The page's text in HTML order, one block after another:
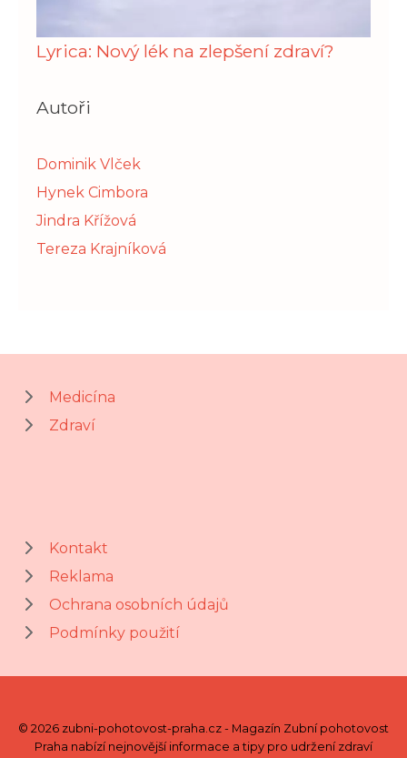
Lyrica: Nový lék na zlepšení zdraví?
Autoři
Dominik Vlček
Hynek Cimbora
Jindra Křížová
Tereza Krajníková
Medicína
Zdraví
Kontakt
Reklama
Ochrana osobních údajů
Podmínky použití
© 2026 zubni-pohotovost-praha.cz - Magazín Zubní pohotovost
Praha nabízí nejnovější informace a tipy pro udržení zdraví